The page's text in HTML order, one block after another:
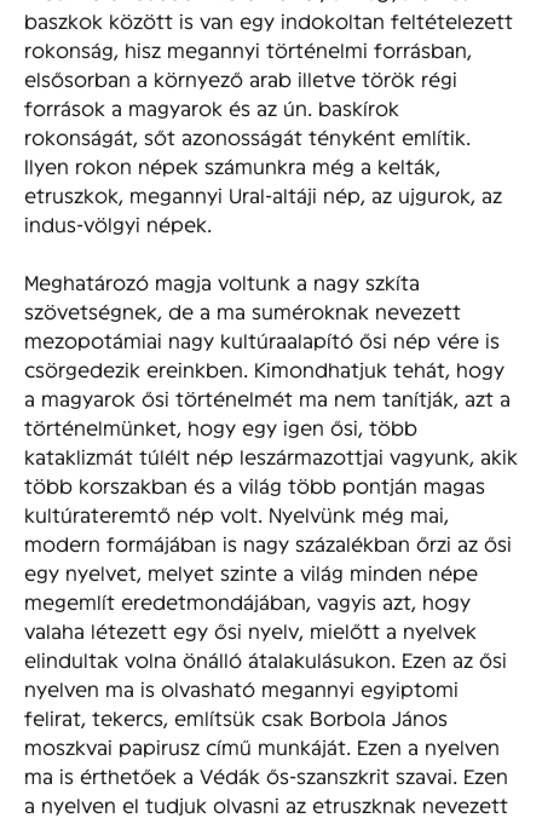
baszkok között is van egy indokoltan feltételezett
rokonság, hisz megannyi történelmi forrásban,
elsősorban a környező arab illetve török régi
források a magyarok és az ún. baskírok
rokonságát, sőt azonosságát tényként említik.
Ilyen rokon népek számunkra még a kelták,
etruszkok, megannyi Ural-altáji nép, az ujgurok, az
indus-völgyi népek.
Meghatározó magja voltunk a nagy szkíta
szövetségnek, de a ma suméroknak nevezett
mezopotámiai nagy kultúraalapító ősi nép vére is
csörgedezik ereinkben. Kimondhatjuk tehát, hogy
a magyarok ősi történelmét ma nem tanítják, azt a
történelmünket, hogy egy igen ősi, több
kataklizmát túlélt nép leszármazottjai vagyunk, akik
több korszakban és a világ több pontján magas
kultúrateremtő nép volt. Nyelvünk még mai,
modern formájában is nagy százalékban őrzi az ősi
egy nyelvet, melyet szinte a világ minden népe
megemlít eredetmondájában, vagyis azt, hogy
valaha létezett egy ősi nyelv, mielőtt a nyelvek
elindultak volna önálló átalakulásukon. Ezen az ősi
nyelven ma is olvasható megannyi egyiptomi
felirat, tekercs, említsük csak Borbola János
moszkvai papirusz című munkáját. Ezen a nyelven
ma is érthetőek a Védák ős-szanszkrit szavai. Ezen
a nyelven el tudjuk olvasni az etruszknak nevezett